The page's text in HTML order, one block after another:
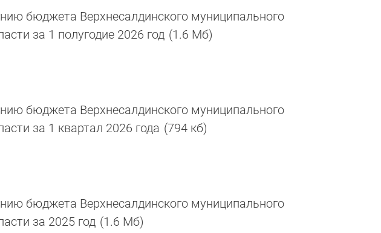
бюджета Верхнесалдинского муниципального
за 1 полугодие 2026 год (1.6 Мб)
бюджета Верхнесалдинского муниципального
за 1 квартал 2026 года (794 кб)
бюджета Верхнесалдинского муниципального
за 2025 год (1.6 Мб)